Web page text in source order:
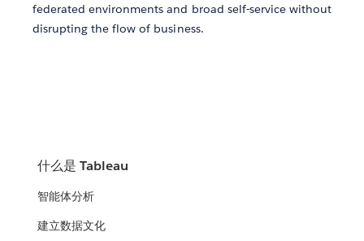
federated environments and broad self-service without
disrupting the flow of business.
什么是 Tableau
智能体分析
建立数据文化